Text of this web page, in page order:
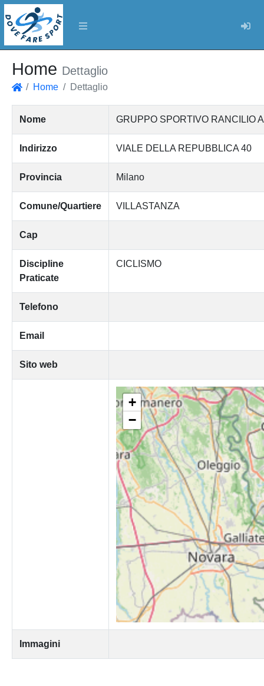
Home Dettaglio
Home Dettaglio
Nome GRUPPO SPORTIVO RANCILIO
Indirizzo VIALE DELLA REPUBBLICA 40
Provincia Milano
Comune/Quartiere VILLASTANZA
Cap
Discipline
Praticate
CICLISMO
Telefono
Email
Sito web
+
−
Immagini